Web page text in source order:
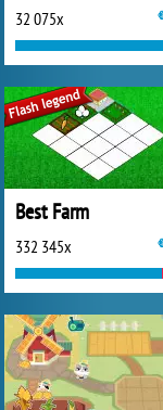
32 075x
Best Farm
332 345x